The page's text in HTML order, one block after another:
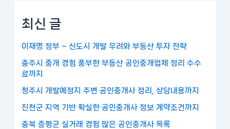
최신 글
이재명 정부 – 신도시 개발 우려와 부동산 투자 전략
충주시 중개 경험 풍부한 부동산 공인중개업체 정리 수수
료까지
청주시 개발예정지 주변 공인중개사 정리, 상담내용까지
진천군 지역 기반 확실한 공인중개사 정보 계약조건까지
충북 증평군 실거래 경험 많은 공인중개사 목록